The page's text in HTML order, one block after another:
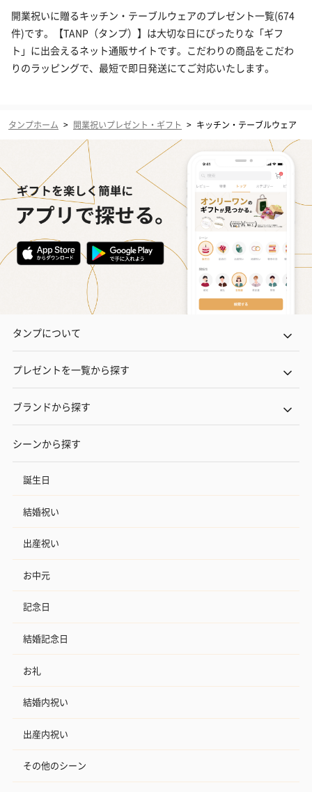
開業祝いに贈るキッチン・テーブルウェアのプレゼント一覧(674
件)です。【TANP（タンプ）】は大切な日にぴったりな「ギフ
ト」に出会えるネット通販サイトです。こだわりの商品をこだわ
りのラッピングで、最短で即日発送にてご対応いたします。
タンプホーム > 開業祝いプレゼント・ギフト > キッチン・テーブルウェア
タンプについて
プレゼントを一覧から探す
ブランドから探す
シーンから探す
誕生日
結婚祝い
出産祝い
お中元
記念日
結婚記念日
お礼
結婚内祝い
出産内祝い
その他のシーン